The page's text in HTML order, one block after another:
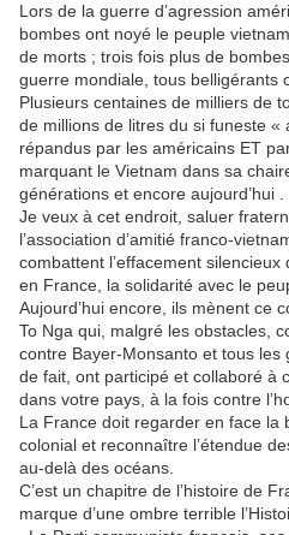
Lors de la guerre d’agression
bombes ont noyé le peuple
de morts ; trois fois plus de
guerre mondiale, tous belligérants
Plusieurs centaines de milliers de
de millions de litres du si funeste «
répandus par les américains ET
marquant le Vietnam dans sa
générations et encore aujourd’hui .
Je veux à cet endroit, saluer
l’association d’amitié franco-
combattent l’effacement
en France, la solidarité avec le
Aujourd’hui encore, ils mènent ce
To Nga qui, malgré les obstacles,
contre Bayer-Monsanto et tous les
de fait, ont participé et collaboré à
dans votre pays, à la fois contre
La France doit regarder en face la
colonial et reconnaître l’étendue
au-delà des océans.
C’est un chapitre de l’histoire de
marque d’une ombre terrible